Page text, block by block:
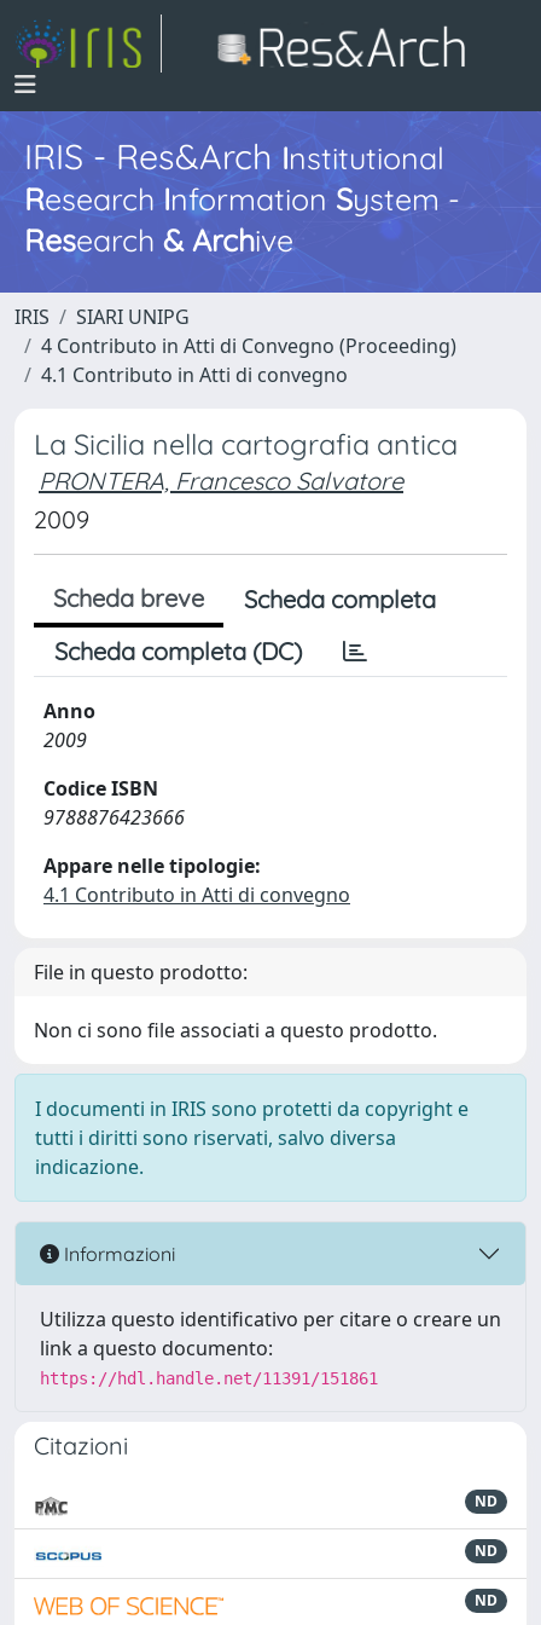
IRIS - Res&ArchInstitutional
Research InformationSystem -
Research & Archive
IRIS
SIARI UNIPG
4 Contributo in Atti di Convegno (Proceeding)
4.1 Contributo in Atti di convegno
La Sicilia nella cartografia antica
PRONTERA, Francesco Salvatore
2009
Scheda breve
Scheda completa
Scheda completa (DC)
Anno
2009
Codice ISBN
9788876423666
Appare nelle tipologie:
4.1 Contributo in Atti di convegno
File in questo prodotto:
Non ci sono file associati a questo prodotto.
I documenti in IRIS sono protetti da copyright e
tutti i diritti sono riservati, salvo diversa
indicazione.
Informazioni
Utilizza questo identificativo per citare o creare un
link a questo documento:
https://hdl.handle.net/11391/151861
Citazioni
ND
ND
ND